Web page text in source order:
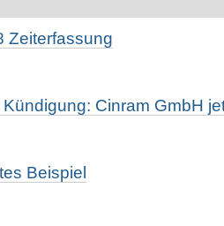
Zeiterfassung
Cinram GmbH
Beispiel